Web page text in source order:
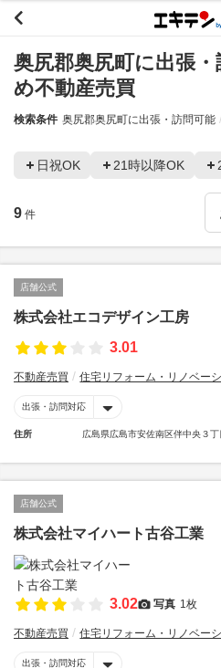
奥尻郡奥尻町に出張
め不動産売買
検索条件 奥尻郡奥尻町に出張・訪問可能
日祝OK 21時以降OK
9 件
店舗公式
株式会社エコデザイン工房
3.01
不動産売買 住宅リフォーム・リノベー
出張・訪問対応
住所 広島県広島市安佐南区伴中央３丁
店舗公式
株式会社マイハート古谷工業
3.02 写真 1枚
不動産売買 住宅リフォーム・リノベー
出張・訪問対応